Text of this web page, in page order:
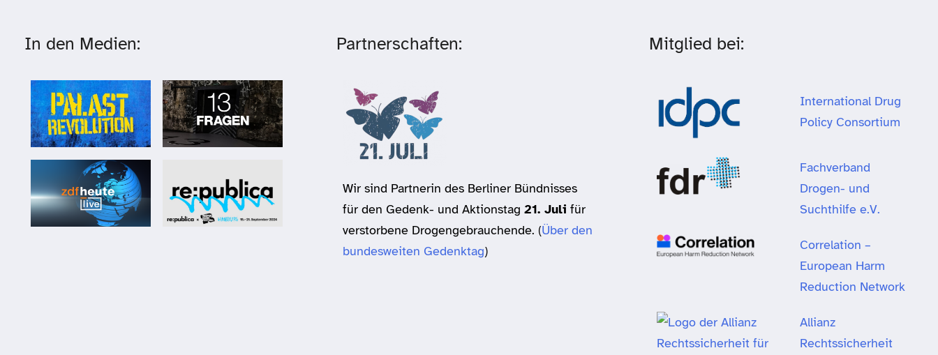
In den Medien: Partnerschaften:
Wir sind Partnerin des Berliner Bündnisses
für den Gedenk- und Aktionstag21. Juli für
verstorbene Drogengebrauchende. (Über den
bundesweiten Gedenktag)
Mitglied bei:
International Drug
Policy Consortium
Fachverband
Drogen- und
Suchthilfe e.V.
Correlation –
European Harm
Reduction Network
Allianz
Rechtssicherheit